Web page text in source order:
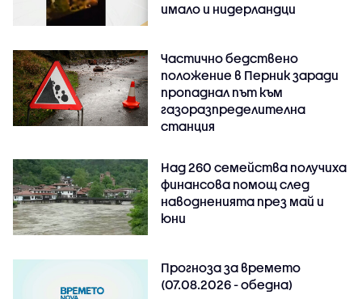
имало и нидерландци
Частично бедствено
положение в Перник заради
пропаднал път към
газоразпределителна
станция
Над 260 семейства получиха
финансова помощ след
наводненията през май и
юни
Прогноза за времето
(07.08.2026 - обедна)